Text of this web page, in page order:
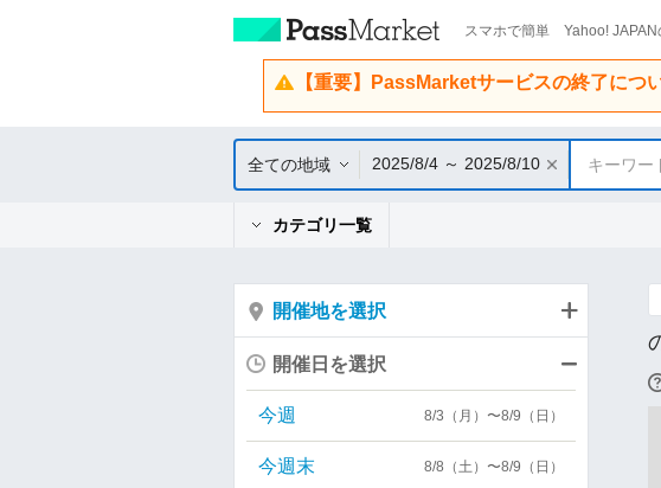
スマホで簡単 Yahoo! JAPAN
【重要】PassMarketサービスの終了につ
全ての地域 2025/8/4 ～ 2025/8/10 キーワー
カテゴリ一覧
開催地を選択
開催日を選択
今週 8/3（月）〜8/9（日）
今週末 8/8（土）〜8/9（日）